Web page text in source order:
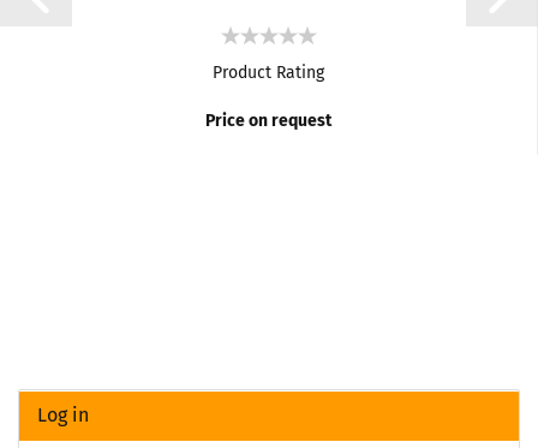
Product Rating
Price on request
Log in